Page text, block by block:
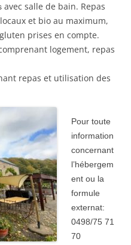
avec salle de bain. Repas
et bio au maximum,
prises en compte.
logement, repas
repas et utilisation des
Pour toute
information
concernant
l’hébergem
ent ou la
formule
externat:
0498/75 71
70